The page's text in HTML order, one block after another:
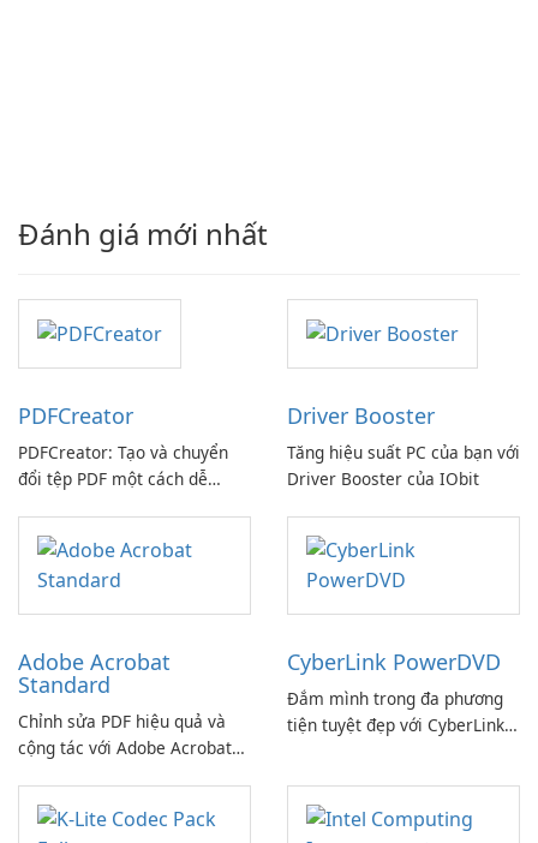
Đánh giá mới nhất
PDFCreator
PDFCreator: Tạo và chuyển
đổi tệp PDF một cách dễ
Driver Booster
Tăng hiệu suất PC của bạn với
Driver Booster của IObit
Adobe Acrobat
Standard
Chỉnh sửa PDF hiệu quả và
cộng tác với Adobe Acrobat
CyberLink PowerDVD
Đắm mình trong đa phương
tiện tuyệt đẹp với CyberLink